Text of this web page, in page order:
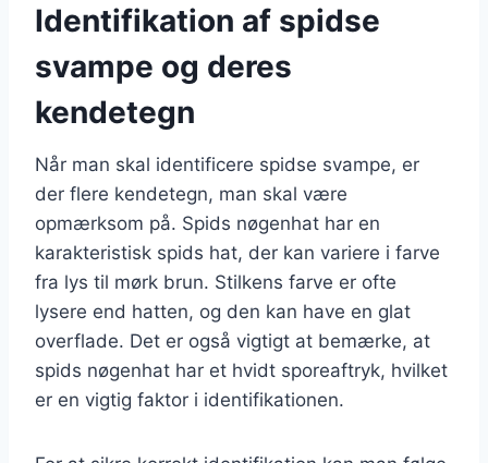
Identifikation af spidse
svampe og deres
kendetegn
Når man skal identificere spidse svampe, er
der flere kendetegn, man skal være
opmærksom på. Spids nøgenhat har en
karakteristisk spids hat, der kan variere i farve
fra lys til mørk brun. Stilkens farve er ofte
lysere end hatten, og den kan have en glat
overflade. Det er også vigtigt at bemærke, at
spids nøgenhat har et hvidt sporeaftryk, hvilket
er en vigtig faktor i identifikationen.